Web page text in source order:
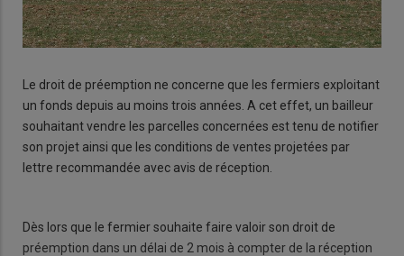
Le droit de préemption ne concerne que les fermiers exploitant
un fonds depuis au moins trois années. A cet effet, un bailleur
souhaitant vendre les parcelles concernées est tenu de notifier
son projet ainsi que les conditions de ventes projetées par
lettre recommandée avec avis de réception.
Dès lors que le fermier souhaite faire valoir son droit de
préemption dans un délai de 2 mois à compter de la réception